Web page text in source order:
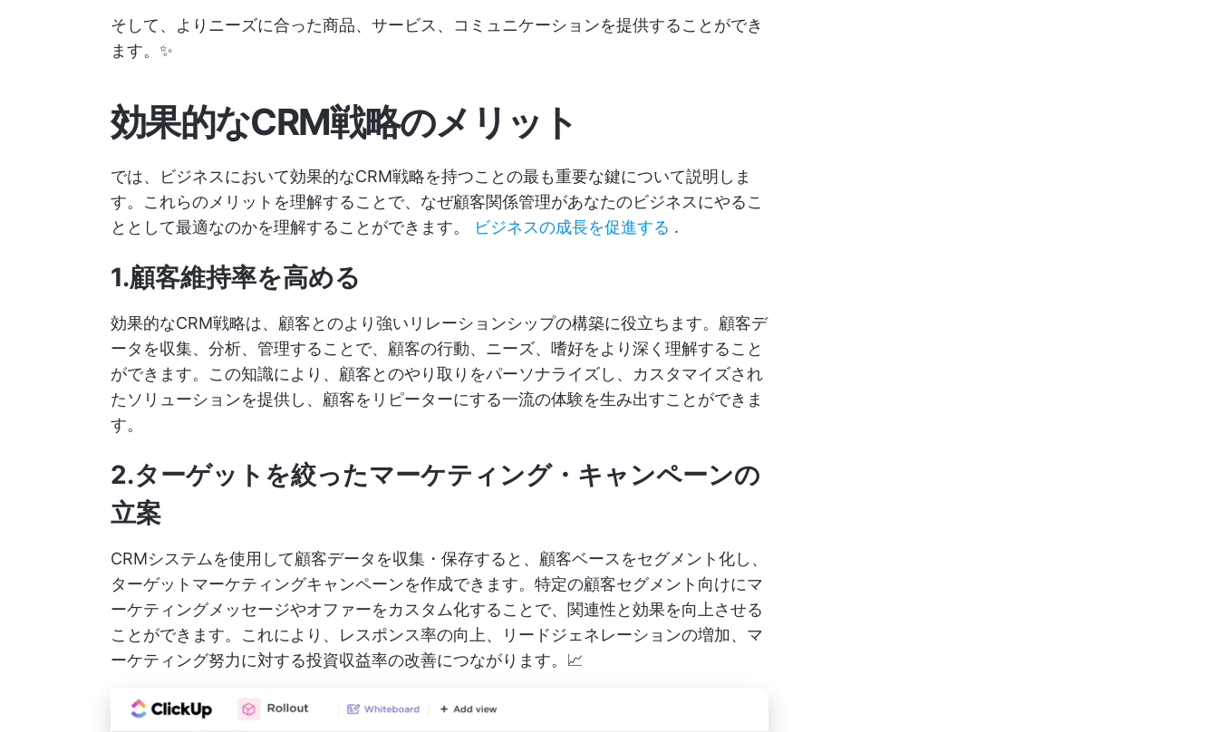
そして、よりニーズに合った商品、サービス、コミュニケーションを提供することができ
ます。✨
効果的なCRM戦略のメリット
では、ビジネスにおいて効果的なCRM戦略を持つことの最も重要な鍵について説明しま
す。これらのメリットを理解することで、なぜ顧客関係管理があなたのビジネスにやるこ
ととして最適なのかを理解することができます。
ビジネスの成長を促進する .
1.顧客維持率を高める
効果的なCRM戦略は、顧客とのより強いリレーションシップの構築に役立ちます。顧客デ
ータを収集、分析、管理することで、顧客の行動、ニーズ、嗜好をより深く理解すること
ができます。この知識により、顧客とのやり取りをパーソナライズし、カスタマイズされ
たソリューションを提供し、顧客をリピーターにする一流の体験を生み出すことができま
す。
2.ターゲットを絞ったマーケティング・キャンペーンの
立案
CRMシステムを使用して顧客データを収集・保存すると、顧客ベースをセグメント化し、
ターゲットマーケティングキャンペーンを作成できます。特定の顧客セグメント向けにマ
ーケティングメッセージやオファーをカスタム化することで、関連性と効果を向上させる
ことができます。これにより、レスポンス率の向上、リードジェネレーションの増加、マ
ーケティング努力に対する投資収益率の改善につながります。📈